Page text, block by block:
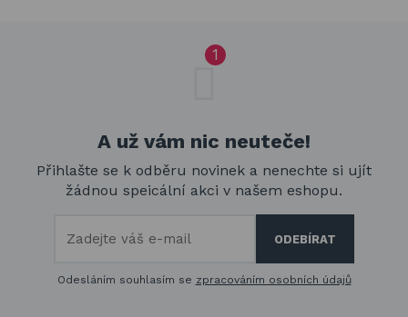
A už vám nic neuteče!
Přihlašte se k odběru novinek a nenechte si ujít
žádnou speicální akci v našem eshopu.
Odesláním souhlasím se zpracováním osobních údajů